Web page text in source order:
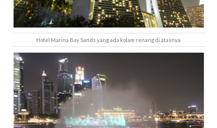
Hotel Marina Bay Sands yang ada kolam renang di atasnya